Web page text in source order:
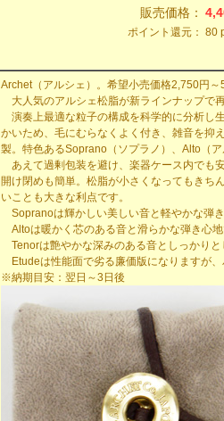
販売価格：
ポイント還元： 80
Archet（アルシェ）。希望小売価格2,750円～
大人気のアルシェ松脂が新ラインナップで
演奏上最適な粒子の構成を科学的に分析し
かいため、毛にむらなくよく付き、雑音を抑
製。特色あるSoprano（ソプラノ）、Alto（
あえて過剰包装を避け、楽器ケース内でも
開け閉めも簡単。松脂が小さくなってもきち
いことも大きな利点です。
Sopranoは輝かしい美しい音と軽やかな弾
Altoは暖かく芯のある音と滑らかな弾き心
Tenorは艶やかな深みのある音としっかり
Etudeは性能面で劣る廉価版になりますが
※納期目安：翌日～3日後